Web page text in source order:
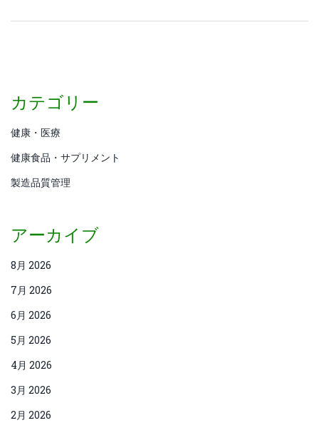
カテゴリー
健康・医療
健康食品・サプリメント
製造品質管理
アーカイブ
8月 2026
7月 2026
6月 2026
5月 2026
4月 2026
3月 2026
2月 2026